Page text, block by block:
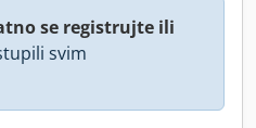
se registrujte ili
svim